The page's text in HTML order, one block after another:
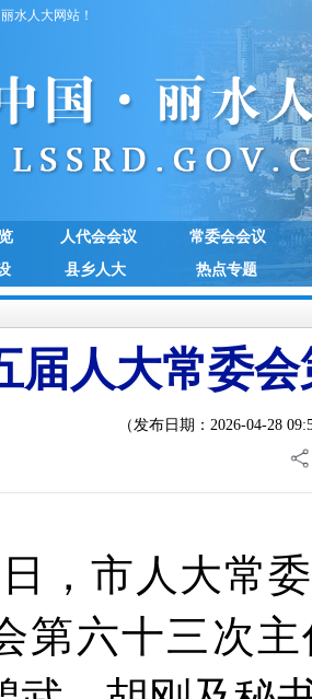
水人大网站！
人代会会议
常委会会议
县乡人大 热点专题
届人大常委
（发布日期：2026-04-28
，市人大常
第六十三次